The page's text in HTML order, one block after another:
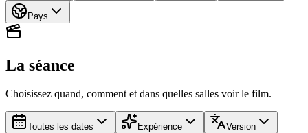
Pays
La séance
Choisissez quand, comment et dans quelles salles voir le film.
Toutes les dates Expérience Version